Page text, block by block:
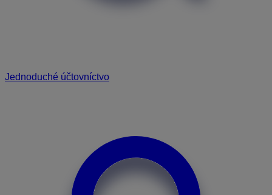
Jednoduché účtovníctvo